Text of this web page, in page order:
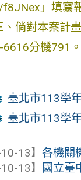
」填寫
、倘對本案計
6616分機791。
臺北市113學
臺北市113學
10-13】各機關
13】
國立臺